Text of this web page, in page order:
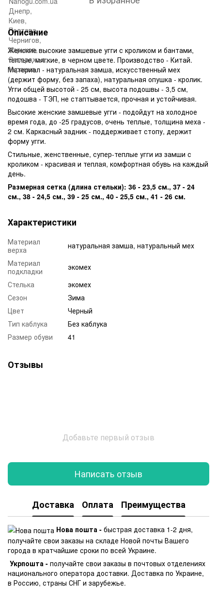
Описание
Женские высокие замшевые угги с кроликом и бантами,
теплые, мягкие, в черном цвете. Производство - Китай.
Материал - натуральная замша, искусственный мех
(держит форму, без запаха), натуральная опушка - кролик.
Угги общей высотой - 25 см, высота подошвы - 3,5 см,
подошва - ТЭП, не стаптывается, прочная и устойчивая.
Высокие женские замшевые угги - подойдут на холодное
время года, до -25 градусов, очень теплые, толщина меха -
2 см. Каркасный задник - поддерживает стопу, держит
форму угги.
Стильные, женственные, супер-теплые угги из замши с
кроликом - красивая и теплая, комфортная обувь на каждый
день.
Размерная сетка (длина стельки): 36 - 23,5 см., 37 - 24
см., 38 - 24,5 см., 39 - 25 см., 40 - 25,5 см., 41 - 26 см.
Характеристики
Материал
верха
натуральная замша, натуральный мех
Материал
подкладки
экомех
Стелька
экомех
Сезон
Зима
Цвет
Черный
Тип каблука
Без каблука
Размер обуви
41
Отзывы
Добавьте первый отзыв
Написать отзыв
Доставка Оплата Преимущества
Нова пошта - быстрая доставка 1-2 дня,
получайте свои заказы на складе Новой почты Вашего
города в кратчайшие сроки по всей Украине.
Укрпошта - получайте свои заказы в почтовых отделениях
национального оператора доставки. Доставка по Украине,
в Россию, страны СНГ и зарубежье.